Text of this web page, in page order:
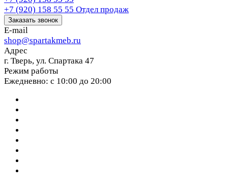
+7 (920) 158 55 55 Отдел продаж
Заказать звонок
E-mail
shop@spartakmeb.ru
Адрес
г. Тверь, ул. Спартака 47
Режим работы
Ежедневно: с 10:00 до 20:00